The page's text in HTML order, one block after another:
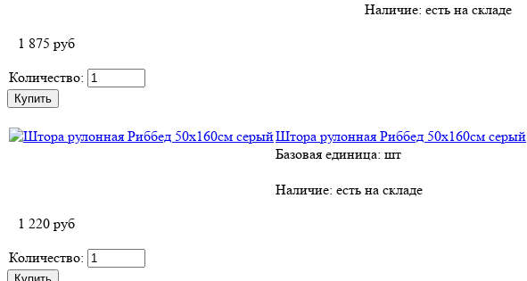
Наличие: есть на складе
1 875 руб
Количество:
Штора рулонная Риббед 50х160см серый
Базовая единица: шт
Наличие: есть на складе
1 220 руб
Количество: